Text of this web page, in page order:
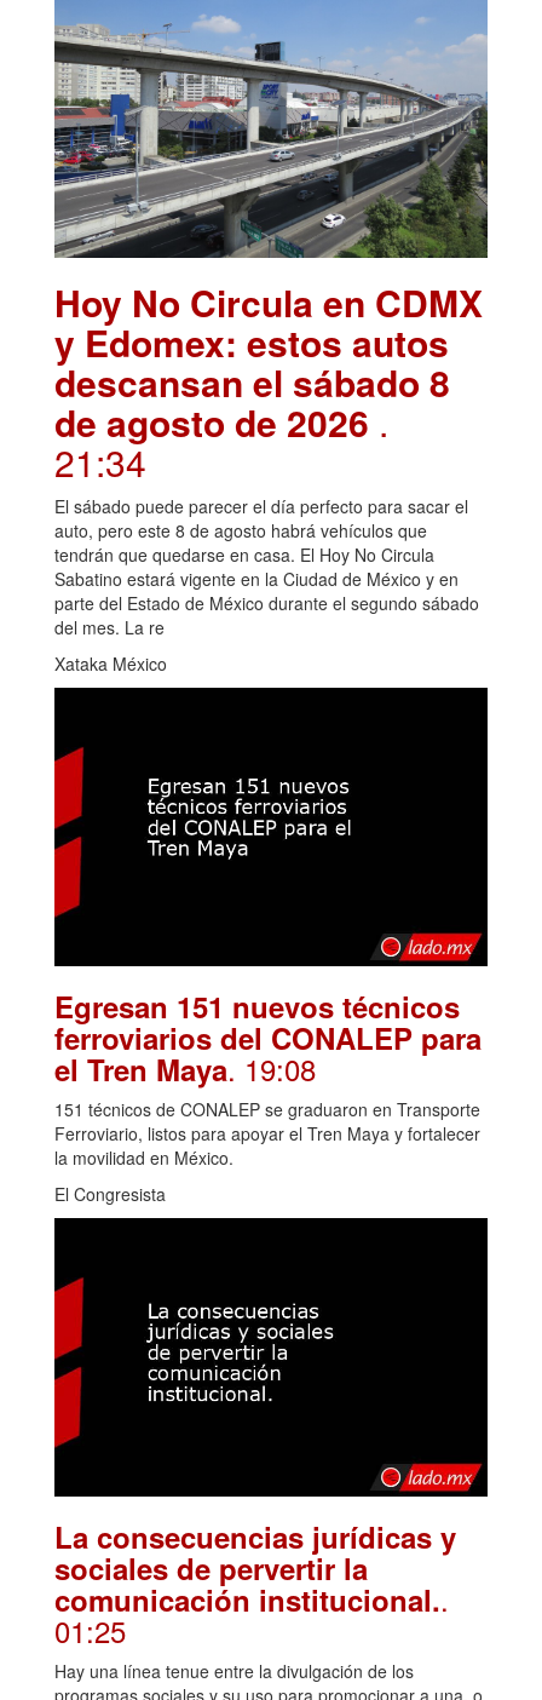
Hoy No Circula en CDMX
y Edomex: estos autos
descansan el sábado 8
de agosto de 2026 .
21:34
El sábado puede parecer el día perfecto para sacar el
auto, pero este 8 de agosto habrá vehículos que
tendrán que quedarse en casa. El Hoy No Circula
Sabatino estará vigente en la Ciudad de México y en
parte del Estado de México durante el segundo sábado
del mes. La re
Xataka México
Egresan 151 nuevos técnicos
ferroviarios del CONALEP para
el Tren Maya. 19:08
151 técnicos de CONALEP se graduaron en Transporte
Ferroviario, listos para apoyar el Tren Maya y fortalecer
la movilidad en México.
El Congresista
La consecuencias jurídicas y
sociales de pervertir la
comunicación institucional..
01:25
Hay una línea tenue entre la divulgación de los
programas sociales y su uso para promocionar a una, o